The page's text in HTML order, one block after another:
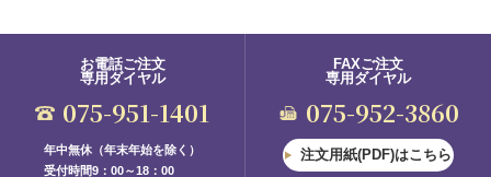
お電話ご注文
専用ダイヤル
075-951-1401
年中無休（年末年始を除く）
受付時間9：00～18：00
FAXご注文
専用ダイヤル
075-952-3860
注文用紙(PDF)はこちら